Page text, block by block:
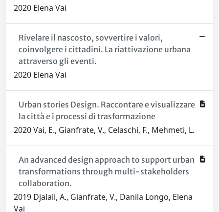
2020 Elena Vai
Rivelare il nascosto, sovvertire i valori,
coinvolgere i cittadini. La riattivazione urbana
attraverso gli eventi.
2020 Elena Vai
Urban stories Design. Raccontare e visualizzare
la città e i processi di trasformazione
2020 Vai, E., Gianfrate, V., Celaschi, F., Mehmeti, L.
An advanced design approach to support urban
transformations through multi-stakeholders
collaboration.
2019 Djalali, A., Gianfrate, V., Danila Longo, Elena
Vai